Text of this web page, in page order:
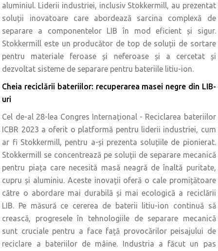
aluminiul. Liderii industriei, inclusiv Stokkermill, au prezentat
soluții inovatoare care abordează sarcina complexă de
separare a componentelor LIB în mod eficient și sigur.
Stokkermill este un producător de top de soluții de sortare
pentru materiale feroase și neferoase și a cercetat și
dezvoltat sisteme de separare pentru bateriile litiu-ion.
Cheia reciclării bateriilor: recuperarea masei negre din LIB-
uri
Cel de-al 28-lea Congres Internațional - Reciclarea bateriilor
ICBR 2023 a oferit o platformă pentru liderii industriei, cum
ar fi Stokkermill, pentru a-și prezenta soluțiile de pionierat.
Stokkermill se concentrează pe soluții de separare mecanică
pentru piața care necesită masă neagră de înaltă puritate,
cupru și aluminiu. Aceste inovații oferă o cale promițătoare
către o abordare mai durabilă și mai ecologică a reciclării
LIB. Pe măsură ce cererea de baterii litiu-ion continuă să
crească, progresele în tehnologiile de separare mecanică
sunt cruciale pentru a face față provocărilor peisajului de
reciclare a bateriilor de mâine. Industria a făcut un pas